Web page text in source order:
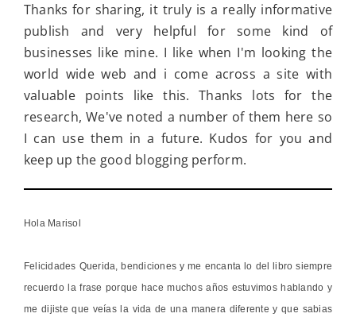
Thanks for sharing, it truly is a really informative
publish and very helpful for some kind of
businesses like mine. I like when I'm looking the
world wide web and i come across a site with
valuable points like this. Thanks lots for the
research, We've noted a number of them here so
I can use them in a future. Kudos for you and
keep up the good blogging perform.
Hola Marisol
Felicidades Querida, bendiciones y me encanta lo del libro siempre
recuerdo la frase porque hace muchos años estuvimos hablando y
me dijiste que veías la vida de una manera diferente y que sabias